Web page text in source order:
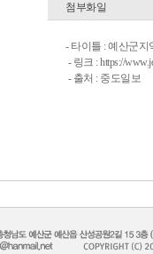
첨부화일
- 타이틀 : 예산군
- 링크 : https://
- 출처 : 중도일보